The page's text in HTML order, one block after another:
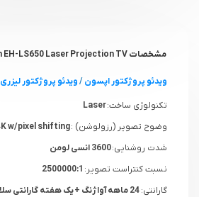
مشخصات Epson EH-LS650 Laser Projection TV
ویدئو پروژکتور اپسون/ویدئو پروژکتور لیزری
تکنولوژی ساخت:Laser
وضوح تصویر (رزولوشن) :
شدت روشنایی:3600 انسی لومن
نسبت کنتراست تصویر:
گارانتی: